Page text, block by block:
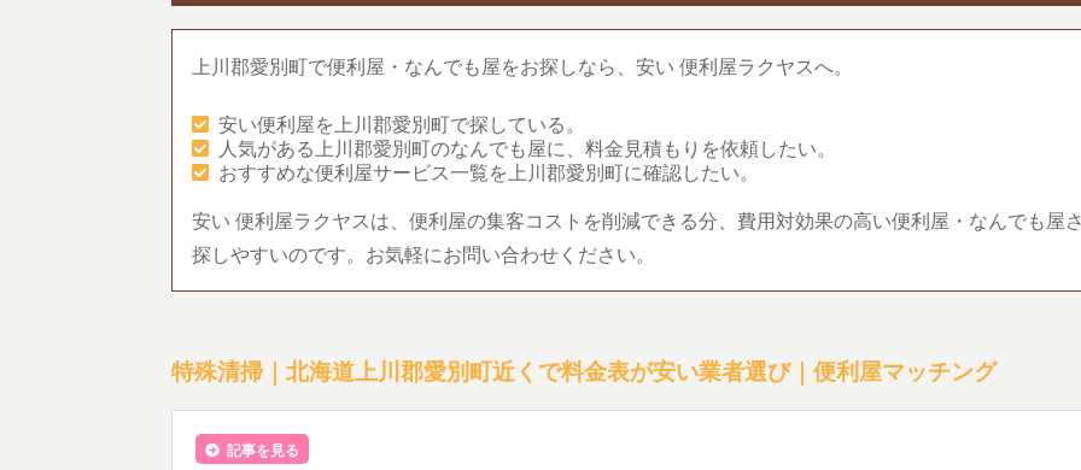
上川郡愛別町で便利屋・なんでも屋をお探しなら、安い 便利屋ラクヤスへ。
安い便利屋を上川郡愛別町で探している。
人気がある上川郡愛別町のなんでも屋に、料金見積もりを依頼したい。
おすすめな便利屋サービス一覧を上川郡愛別町に確認したい。
安い 便利屋ラクヤスは、便利屋の集客コストを削減できる分、費用対効果の高い便利屋・なんでも屋
探しやすいのです。お気軽にお問い合わせください。
特殊清掃｜北海道上川郡愛別町近くで料金表が安い業者選び｜便利屋マッチング
記事を見る